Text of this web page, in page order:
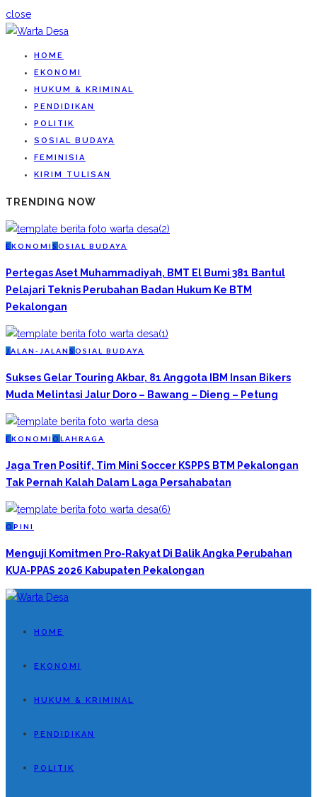
close
HOME
EKONOMI
HUKUM & KRIMINAL
PENDIDIKAN
POLITIK
SOSIAL BUDAYA
FEMINISIA
KIRIM TULISAN
TRENDING NOW
EKONOMI S OSIAL BUDAYA
Pertegas Aset Muhammadiyah, BMT El Bumi 381 Bantul
Pelajari Teknis Perubahan Badan Hukum Ke BTM
Pekalongan
J ALAN-JALAN S OSIAL BUDAYA
Sukses Gelar Touring Akbar, 81 Anggota IBM Insan Bikers
Muda Melintasi Jalur Doro – Bawang – Dieng – Petung
EKONOMI O LAHRAGA
Jaga Tren Positif, Tim Mini Soccer KSPPS BTM Pekalongan
Tak Pernah Kalah Dalam Laga Persahabatan
O PINI
Menguji Komitmen Pro-Rakyat Di Balik Angka Perubahan
KUA-PPAS 2026 Kabupaten Pekalongan
HOME
EKONOMI
HUKUM & KRIMINAL
PENDIDIKAN
POLITIK